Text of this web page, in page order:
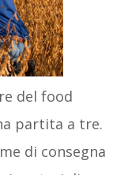
del food
partita a tre.
di consegna